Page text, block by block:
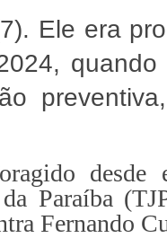
Ele era
Paraíba
Fernando